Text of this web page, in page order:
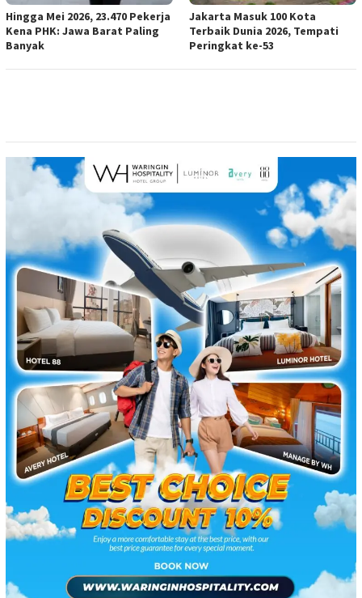
Hingga Mei 2026, 23.470 Pekerja
Kena PHK: Jawa Barat Paling
Banyak
Jakarta Masuk 100 Kota
Terbaik Dunia 2026, Tempati
Peringkat ke-53